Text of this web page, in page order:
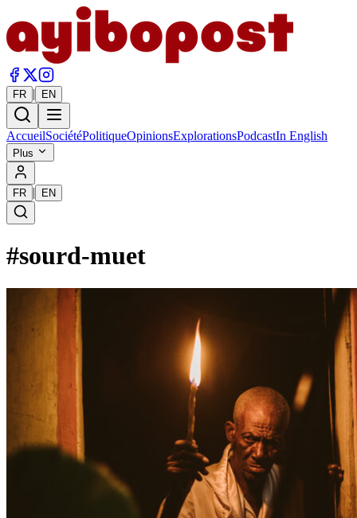
FR | EN
AccueilSociétéPolitiqueOpinionsExplorationsPodcastIn English
Plus
FR | EN
#sourd-muet